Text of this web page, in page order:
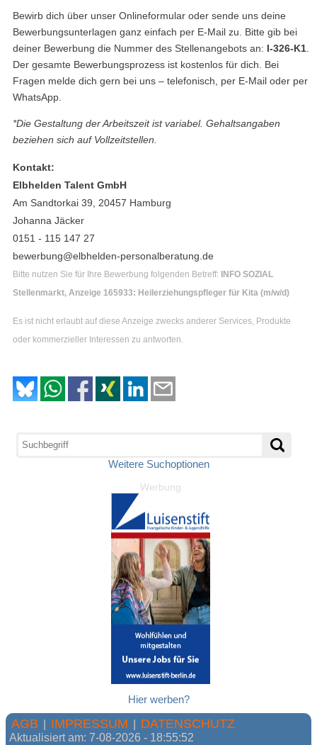
Bewirb dich über unser Onlineformular oder sende uns deine
Bewerbungsunterlagen ganz einfach per E-Mail zu. Bitte gib bei
deiner Bewerbung die Nummer des Stellenangebots an: I-326-K1
Der gesamte Bewerbungsprozess ist kostenlos für dich. Bei
Fragen melde dich gern bei uns – telefonisch, per E-Mail oder per
WhatsApp.
*Die Gestaltung der Arbeitszeit ist variabel. Gehaltsangaben
beziehen sich auf Vollzeitstellen.
Kontakt:
Elbhelden Talent GmbH
Am Sandtorkai 39, 20457 Hamburg
Johanna Jäcker
0151 - 115 147 27
bewerbung@elbhelden-personalberatung.de
Bitte nutzen Sie für Ihre Bewerbung folgenden Betreff: INFO SOZIAL
Stellenmarkt, Anzeige 165933: Heilerziehungspfleger für Kita (m/w/d)
Es ist nicht erlaubt auf diese Anzeige zwecks anderer Services, Produkte
oder kommerzieller Interessen zu antworten.
Weitere Suchoptionen
Werbung
Hier werben?
AGB IMPRESSUM DATENSCHUTZ
Aktualisiert am: 7-08-2026 - 18:55:52